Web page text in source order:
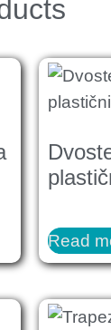
Read